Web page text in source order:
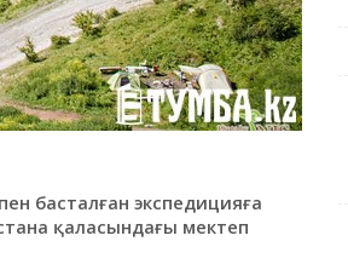
басталған экспедицияға
қаласындағы мектеп